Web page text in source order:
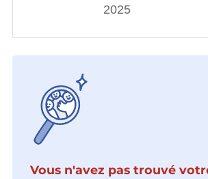
2025
Vous n'avez pas trouvé